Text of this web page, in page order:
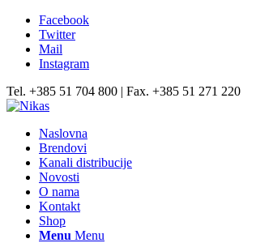
Facebook
Twitter
Mail
Instagram
Tel. +385 51 704 800 | Fax. +385 51 271 220
Naslovna
Brendovi
Kanali distribucije
Novosti
O nama
Kontakt
Shop
Menu Menu